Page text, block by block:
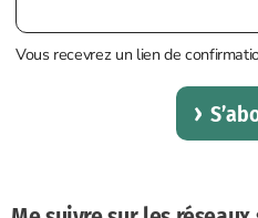
Vous recevrez un lien de